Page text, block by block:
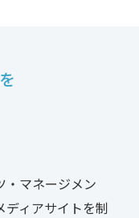
・マネージメン
ディアサイトを制